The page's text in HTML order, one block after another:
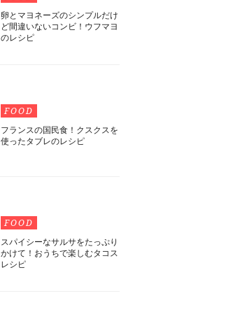
卵とマヨネーズのシンプルだけ
ど間違いないコンビ！ウフマヨ
のレシピ
FOOD
フランスの国民食！クスクスを
使ったタブレのレシピ
FOOD
スパイシーなサルサをたっぷり
かけて！おうちで楽しむタコス
レシピ